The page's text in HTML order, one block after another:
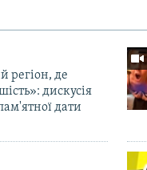
регіон, де
дискусія
дати